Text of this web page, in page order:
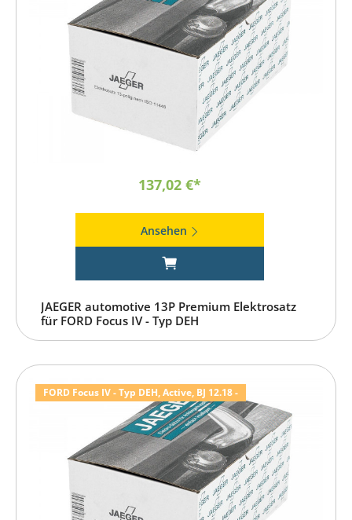
137,02 €*
Ansehen
JAEGER automotive 13P Premium Elektrosatz
für FORD Focus IV - Typ DEH
FORD Focus IV - Typ DEH, Active, BJ 12.18 -